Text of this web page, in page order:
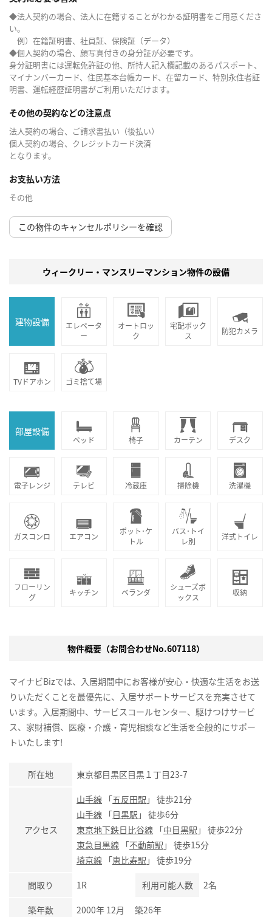
◆法人契約の場合、法人に在籍することがわかる証明書をご用意くださ
い。
例）在籍証明書、社員証、保険証（データ）
◆個人契約の場合、顔写真付きの身分証が必要です。
身分証明書には運転免許証の他、所持人記入欄記載のあるパスポート、
マイナンバーカード、住民基本台帳カード、在留カード、特別永住者証
明書、運転経歴証明書がご利用いただけます。
その他の契約などの注意点
法人契約の場合、ご請求書払い（後払い）
個人契約の場合、クレジットカード決済
となります。
お支払い方法
その他
この物件のキャンセルポリシーを確認
ウィークリー・マンスリーマンション物件の設備
建物設備
エレベータ
ー
オートロッ
ク
宅配ボック
ス
防犯カメラ
TVドアホン ゴミ捨て場
部屋設備
ベッド 椅子 カーテン デスク
電子レンジ テレビ 冷蔵庫 掃除機 洗濯機
ガスコンロ エアコン
ポット･ケ
トル
バス･トイ
レ別
洋式トイレ
フローリン
グ
キッチン ベランダ
シューズボ
ックス
収納
物件概要（お問合わせNo.607118）
マイナビBizでは、入居期間中にお客様が安心・快適な生活をお送
りいただくことを最優先に、入居サポートサービスを充実させて
います。入居期間中、サービスコールセンター、駆けつけサービ
ス、家財補償、医療・介護・育児相談など生活を全般的にサポー
トいたします!
所在地 東京都目黒区目黒１丁目23-7
アクセス
山手線 「五反田駅 」 徒歩21分
山手線 「目黒駅 」 徒歩6分
東京地下鉄日比谷線 「中目黒駅 」 徒歩22分
東急目黒線 「不動前駅 」 徒歩15分
埼京線 「恵比寿駅 」 徒歩19分
間取り 1R 利用可能人数 2名
築年数 2000年 12月 築26年